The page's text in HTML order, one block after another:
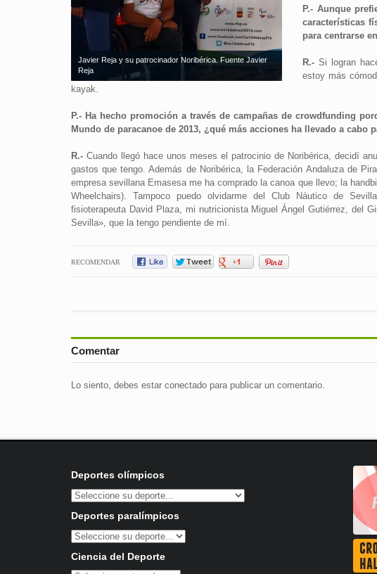
Javier Reja y su patrocinador Noribérica. Fuente Javier
Reja
P.- Aunque
características
para centrarse
R.-Si logran
estoy más
kayak.
P.- Ha hecho promoción a través de campañas de crowdfunding
Mundo de paracanoe de 2013, ¿qué más acciones ha llevado a cabo
R.- Cuando llegó hace unos meses el patrocinio de Noribérica, decidí
gastos que tengo. Además de Noribérica, la Federación Andaluza de
empresa sevillana Emasesa me ha comprado la canoa que llevo; la
Wheelchairs). Tampoco puedo olvidarme del Club Náutico de
fisioterapeuta David Plaza, mi nutricionista Miguel Ángel Gutiérrez, del
Sevilla», que la tengo pendiente de mí.
RECOMENDAR
Comentar
Lo siento, debes estar conectadopara publicar un comentario.
Deportes olímpicos
Deportes paralímpicos
Ciencia del Deporte